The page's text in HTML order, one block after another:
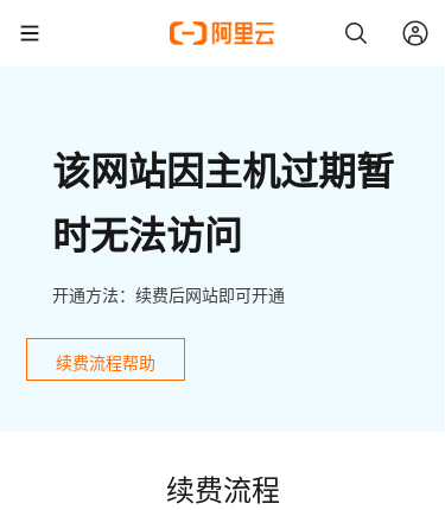
该网站因主机过期暂
时无法访问
开通方法：续费后网站即可开通
续费流程帮助
续费流程